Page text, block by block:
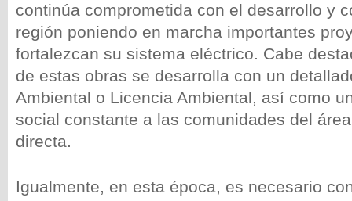
continúa comprometida con el desarrollo y
región poniendo en marcha importantes
fortalezcan su sistema eléctrico. Cabe
de estas obras se desarrolla con un
Ambiental o Licencia Ambiental, así como
social constante a las comunidades del
directa.
Igualmente, en esta época, es necesario